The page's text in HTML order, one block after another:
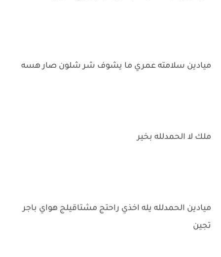
ميادين سلامته عمري ما يشوف شر شلون صار هسه
ملك لا الحمدلله بخير
ميادين الحمدلله يله اخذي راحتج مشتاقيلج هواي باجر
تجين